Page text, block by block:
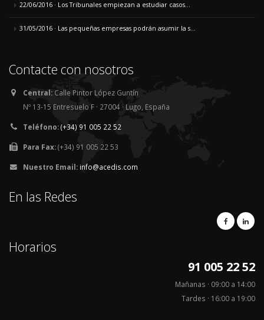
22/06/2016 · Los Tribunales empiezan a estudiar casos...
31/05/2016 · Las pequeñas empresas podrán asumir la s...
Contacte con nosotros
Central: Calle Pintor López Guntín
Nº 13-15 Entresuelo F · 27004 · Lugo, España
Teléfono:(+34) 91 005 22 52
Para Fax:(+34) 91 005 22 53
Nuestro Email: info@acedis.com
En las Redes
Horarios
91 005 22 52
Mañanas · 09:00 a 14:00
Tardes · 16:00 a 19:00